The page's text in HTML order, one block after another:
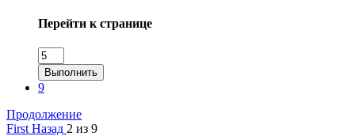
Перейти к странице
Выполнить
9
Продолжение
First Назад 2 из 9